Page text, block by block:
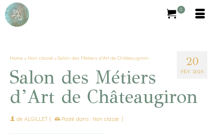
0
20
FÉV 2026
Home » Non classé » Salon des Métiers d’Art de Châteaugiron
Salon des Métiers
d’Art de Châteaugiron
de ALGILLET Posté dans : Non classé